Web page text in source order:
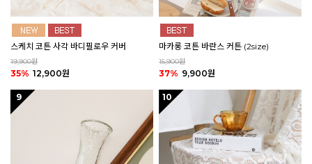
스케치 코튼 사각 바디필로우 커버
19,900원
35% 12,900원
마카롱 코튼 바란스 커튼 (2size)
15,900원
37% 9,900원
9 10